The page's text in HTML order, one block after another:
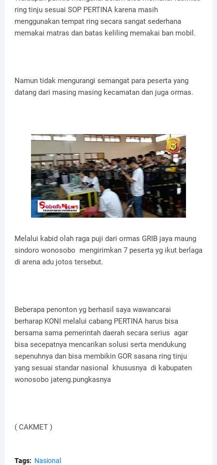
ring tinju sesuai SOP PERTINA karena masih
menggunakan tempat ring secara sangat sederhana
memakai matras dan batas keliling memakai ban mobil.
Namun tidak mengurangi semangat para peserta yang
datang dari masing masing kecamatan dan juga ormas.
Melalui kabid olah raga puji dari ormas GRIB jaya maung
sindoro wonosobo mengirimkan 7 peserta yg ikut berlaga
di arena adu jotos tersebut.
Beberapa penonton yg berhasil saya wawancarai
berharap KONI melalui cabang PERTINA harus bisa
bersama sama pemerintah daerah secara serius agar
bisa secepatnya mencarikan solusi serta mendukung
sepenuhnya dan bisa membikin GOR sasana ring tinju
yang sesuai standar nasional khususnya di kabupaten
wonosobo jateng.pungkasnya
( CAKMET )
Tags: Nasional